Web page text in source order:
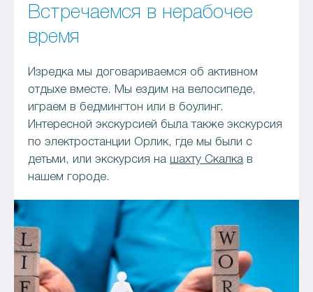
Встречаемся в нерабочее
время
Изредка мы договариваемся об активном
отдыхе вместе. Мы ездим на велосипеде,
играем в бедмингтон или в боулинг.
Интересной экскурсией была также экскурсия
по электростанции Орлик, где мы были с
детьми, или экскурсия на шахту Скалка в
нашем городе.